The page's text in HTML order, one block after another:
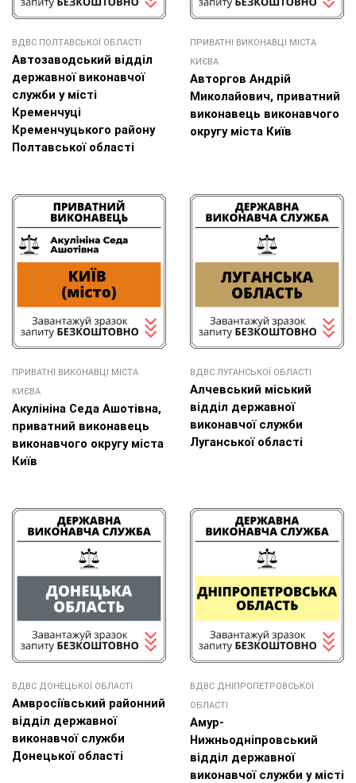
ВДВС ПОЛТАВСЬКОЇ ОБЛАСТІ
Автозаводський відділ
державної виконавчої
служби у місті
Кременчуці
Кременчуцького району
Полтавської області
ПРИВАТНІ ВИКОНАВЦІ МІСТА
КИЄВА
Авторгов Андрій
Миколайович, приватний
виконавець виконавчого
округу міста Київ
ПРИВАТНІ ВИКОНАВЦІ МІСТА
КИЄВА
Акулініна Седа Ашотівна,
приватний виконавець
виконавчого округу міста
Київ
ВДВС ЛУГАНСЬКОЇ ОБЛАСТІ
Алчевський міський
відділ державної
виконавчої служби
Луганської області
ВДВС ДОНЕЦЬКОЇ ОБЛАСТI
Амвросіївський районний
відділ державної
виконавчої служби
Донецької області
ВДВС ДНІПРОПЕТРОВСЬКОЇ
ОБЛАСТІ
Амур-
Нижньодніпровський
відділ державної
виконавчої служби у місті